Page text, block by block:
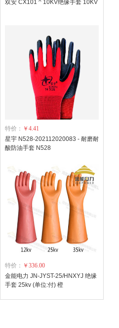
双安 CX101 ^ 10KV绝缘手套 10KV
特价： ￥4.41
星宇 N528-202112020083 - 耐磨耐
酸防油手套 N528
特价： ￥336.00
金能电力 JN-JYST-25/HNXYJ 绝缘
手套 25kv (单位:付) 橙